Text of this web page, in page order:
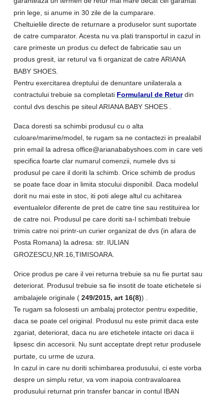
prin lege, si anume in 30 zile de la cumparare.
Cheltuielile directe de returnare a produselor sunt suportate
de catre cumparator. Acesta nu va plati transportul in cazul in
care primeste un produs cu defect de fabricatie sau un
produs gresit, iar returul va fi organizat de catre ARIANA
BABY SHOES.
Pentru exercitarea dreptului de denuntare unilaterala a
contractului trebuie sa completati Formularul de Returdin
contul dvs deschis pe siteul ARIANA BABY SHOES .
Daca doresti sa schimbi produsul cu o alta
culoare/marime/model, te rugam sa ne contactezi in prealabil
prin email la adresa office@arianababyshoes.com in care veti
specifica foarte clar numarul comenzii, numele dvs si
produsul pe care il doriti la schimb. Orice schimb de produs
se poate face doar in limita stocului disponibil. Daca modelul
dorit nu mai este in stoc, iti poti alege altul cu achitarea
eventualelor diferente de pret de catre tine sau restituirea lor
de catre noi. Produsul pe care doriti sa-l schimbati trebuie
trimis catre noi printr-un curier organizat de dvs (in afara de
Posta Romana) la adresa: str. IULIAN
GROZESCU,NR.16,TIMISOARA.
Orice produs pe care il vei returna trebuie sa nu fie purtat sau
deteriorat. Produsul trebuie sa fie insotit de toate etichetele si
ambalajele originale ( 249/2015, art 16(8)) .
Te rugam sa folosesti un ambalaj protector pentru expeditie,
daca se poate cel original. Produsul nu este primit daca este
zgariat, deteriorat, daca nu are etichetele intacte ori daca ii
lipsesc din accesorii. Nu sunt acceptate drept retur produsele
purtate, cu urme de uzura.
In cazul in care nu doriti schimbarea produsului, ci este vorba
despre un simplu retur, va vom inapoia contravaloarea
produsului returnat prin transfer bancar in contul IBAN